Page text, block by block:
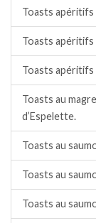
Toasts apéritifs
Toasts apéritifs
Toasts apéritifs
Toasts au
d’Espelette.
Toasts au
Toasts au
Toasts au